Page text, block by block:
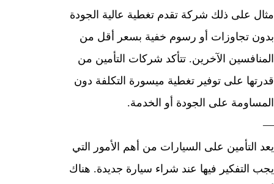
على ذلك شركة تقدم تغطية عالية الجودة
تجاوزات أو رسوم خفية بسعر أقل من
الآخرين. تتأكد شركات التأمين من
على توفير تغطية ميسورة التكلفة دون
على الجودة أو الخدمة.
على السيارات من أهم الأمور التي
فيها عند شراء سيارة جديدة. هناك